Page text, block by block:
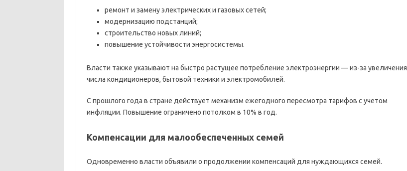
ремонт и замену электрических и газовых сетей;
модернизацию подстанций;
строительство новых линий;
повышение устойчивости энергосистемы.
Власти также указывают на быстро растущее потребление электроэнергии — из-за увеличения
числа кондиционеров, бытовой техники и электромобилей.
С прошлого года в стране действует механизм ежегодного пересмотра тарифов с учетом
инфляции. Повышение ограничено потолком в 10% в год.
Компенсации для малообеспеченных семей
Одновременно власти объявили о продолжении компенсаций для нуждающихся семей.